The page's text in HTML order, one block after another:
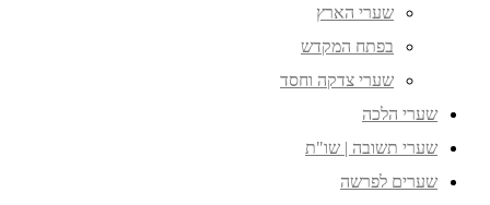
שערי הארץ
בפתח המקדש
שערי צדקה וחסד
שערי הלכה
שערי תשובה | שו"ת
שערים לפרשה